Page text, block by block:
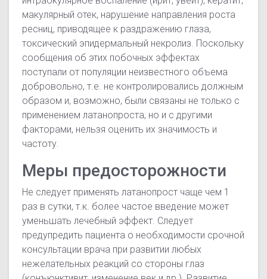
макулярный отек, нарушение направления роста
ресниц, приводящее к раздражению глаза,
токсический эпидермальный некролиз. Поскольку
сообщения об этих побочных эффектах
поступали от популяции неизвестного объема
добровольно, т.е. не контролировались должным
образом и, возможно, были связаны не только с
применением латанопроста, но и с другими
факторами, нельзя оценить их значимость и
частоту.
Меры предосторожности
Не следует применять латанопрост чаще чем 1
раз в сутки, т.к. более частое введение может
уменьшать лечебный эффект. Следует
предупредить пациента о необходимости срочной
консультации врача при развитии любых
нежелательных реакций со стороны глаз